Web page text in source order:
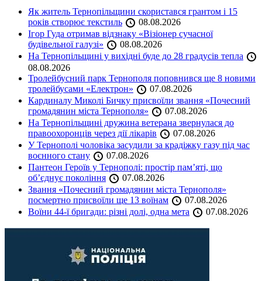
Як житель Тернопільщини скористався грантом і 15
років створює текстиль
08.08.2026
Ігор Гуда отримав відзнаку «Візіонер сучасної
будівельної галузі»
08.08.2026
На Тернопільщині у вихідні буде до 28 градусів тепла
08.08.2026
Тролейбусний парк Тернополя поповнився ще 8 новими
тролейбусами «Електрон»
07.08.2026
Кардиналу Миколі Бичку присвоїли звання «Почесний
громадянин міста Тернополя»
07.08.2026
На Тернопільщині дружина ветерана звернулася до
правоохоронців через дії лікарів
07.08.2026
У Тернополі чоловіка засудили за крадіжку газу під час
воєнного стану
07.08.2026
Пантеон Героїв у Тернополі: простір пам’яті, що
об’єднує покоління
07.08.2026
Звання «Почесний громадянин міста Тернополя»
посмертно присвоїли ще 13 воїнам
07.08.2026
Воїни 44-ї бригади: різні долі, одна мета
07.08.2026